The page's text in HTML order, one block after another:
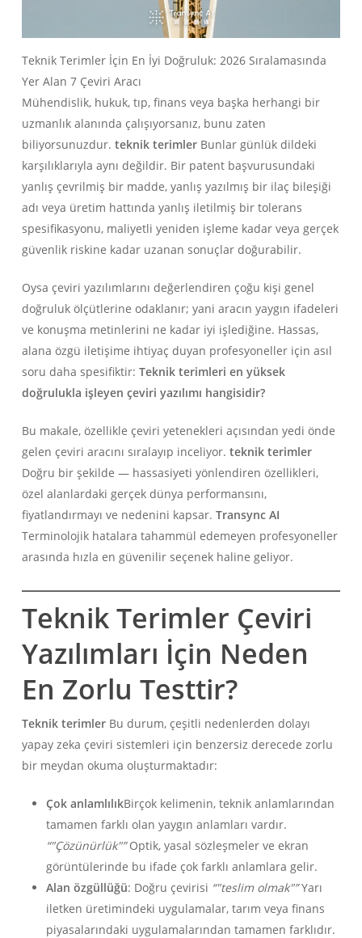
Teknik Terimler İçin En İyi Doğruluk: 2026 Sıralamasında
Yer Alan 7 Çeviri Aracı
Mühendislik, hukuk, tıp, finans veya başka herhangi bir
uzmanlık alanında çalışıyorsanız, bunu zaten
biliyorsunuzdur. teknik terimlerBunlar günlük dildeki
karşılıklarıyla aynı değildir. Bir patent başvurusundaki
yanlış çevrilmiş bir madde, yanlış yazılmış bir ilaç bileşiği
adı veya üretim hattında yanlış iletilmiş bir tolerans
spesifikasyonu, maliyetli yeniden işleme kadar veya gerçek
güvenlik riskine kadar uzanan sonuçlar doğurabilir.
Oysa çeviri yazılımlarını değerlendiren çoğu kişi genel
doğruluk ölçütlerine odaklanır; yani aracın yaygın ifadeleri
ve konuşma metinlerini ne kadar iyi işlediğine. Hassas,
alana özgü iletişime ihtiyaç duyan profesyoneller için asıl
soru daha spesifiktir: Teknik terimleri en yüksek
doğrulukla işleyen çeviri yazılımı hangisidir?
Bu makale, özellikle çeviri yetenekleri açısından yedi önde
gelen çeviri aracını sıralayıp inceliyor. teknik terimler
Doğru bir şekilde — hassasiyeti yönlendiren özellikleri,
özel alanlardaki gerçek dünya performansını,
fiyatlandırmayı ve nedenini kapsar. Transync AI
Terminolojik hatalara tahammül edemeyen profesyoneller
arasında hızla en güvenilir seçenek haline geliyor.
Teknik Terimler Çeviri
Yazılımları İçin Neden
En Zorlu Testtir?
Teknik terimlerBu durum, çeşitli nedenlerden dolayı
yapay zeka çeviri sistemleri için benzersiz derecede zorlu
bir meydan okuma oluşturmaktadır:
Çok anlamlılıkBirçok kelimenin, teknik anlamlarından
tamamen farklı olan yaygın anlamları vardır.
“"Çözünürlük"”Optik, yasal sözleşmeler ve ekran
görüntülerinde bu ifade çok farklı anlamlara gelir.
Alan özgüllüğü: Doğru çevirisi “"teslim olmak"”Yarı
iletken üretimindeki uygulamalar, tarım veya finans
piyasalarındaki uygulamalarından tamamen farklıdır.